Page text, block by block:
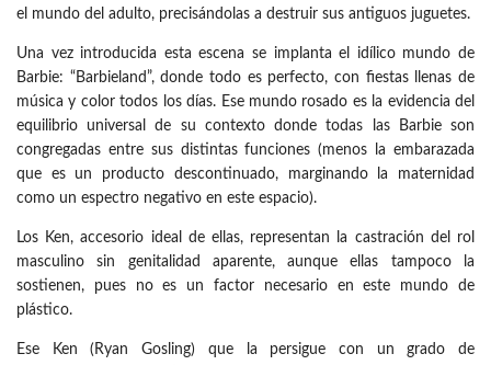
el mundo del adulto, precisándolas a destruir sus antiguos juguetes.
Una vez introducida esta escena se implanta el idílico mundo de
Barbie: “Barbieland”, donde todo es perfecto, con fiestas llenas de
música y color todos los días. Ese mundo rosado es la evidencia del
equilibrio universal de su contexto donde todas las Barbie son
congregadas entre sus distintas funciones (menos la embarazada
que es un producto descontinuado, marginando la maternidad
como un espectro negativo en este espacio).
Los Ken, accesorio ideal de ellas, representan la castración del rol
masculino sin genitalidad aparente, aunque ellas tampoco la
sostienen, pues no es un factor necesario en este mundo de
plástico.
Ese Ken (Ryan Gosling) que la persigue con un grado de